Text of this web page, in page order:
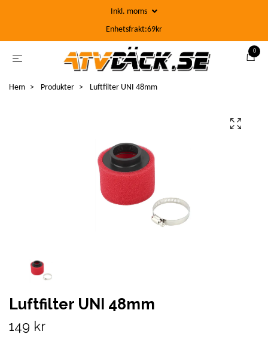
Inkl. moms
Enhetsfrakt:69kr
0
Hem Produkter Luftfilter UNI 48mm
Luftfilter UNI 48mm
149 kr